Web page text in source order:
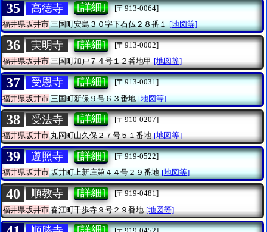
35 高徳寺 [詳細]
[〒913-0064]
福井県坂井市三国町安島３０字下石仏２８番１ [地図等]
36 実明寺 [詳細]
[〒913-0002]
福井県坂井市三国町加戸７４号１２番地甲 [地図等]
37 受恩寺 [詳細]
[〒913-0031]
福井県坂井市三国町新保９号６３番地 [地図等]
38 受法寺 [詳細]
[〒910-0207]
福井県坂井市丸岡町山久保２７号５１番地 [地図等]
39 遵照寺 [詳細]
[〒919-0522]
福井県坂井市坂井町上新庄第４４号２９番地 [地図等]
40 順教寺 [詳細]
[〒919-0481]
福井県坂井市 春江町千歩寺９号２９番地 [地図等]